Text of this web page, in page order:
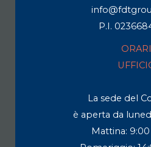
P.I.
ORARI
La sede del
è aperta da
Mattina: 9:00